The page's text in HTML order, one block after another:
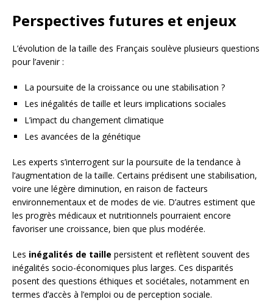
Perspectives futures et enjeux
L’évolution de la taille des Français soulève plusieurs questions
pour l’avenir :
La poursuite de la croissance ou une stabilisation ?
Les inégalités de taille et leurs implications sociales
L’impact du changement climatique
Les avancées de la génétique
Les experts s’interrogent sur la poursuite de la tendance à
l’augmentation de la taille. Certains prédisent une stabilisation,
voire une légère diminution, en raison de facteurs
environnementaux et de modes de vie. D’autres estiment que
les progrès médicaux et nutritionnels pourraient encore
favoriser une croissance, bien que plus modérée.
Les inégalités de taille persistent et reflètent souvent des
inégalités socio-économiques plus larges. Ces disparités
posent des questions éthiques et sociétales, notamment en
termes d’accès à l’emploi ou de perception sociale.